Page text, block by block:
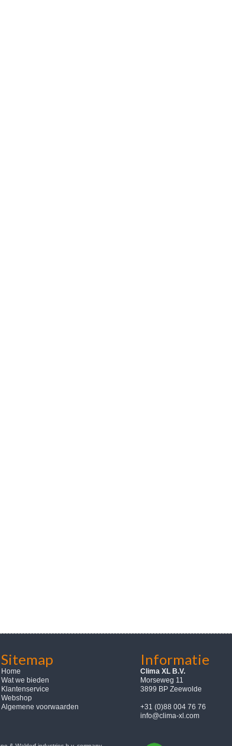
Sitemap
Home
Wat we bieden
Klantenservice
Webshop
Algemene voorwaarden
Informatie
Clima XL B.V.
Morseweg 11
3899 BP Zeewolde
+31 (0)88 004 76 76
info@clima-xl.com